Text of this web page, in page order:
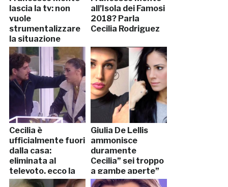
lascia la tv: non
vuole
strumentalizzare
la situazione
all’Isola dei Famosi
2018? Parla
Cecilia Rodriguez
Cecilia è
ufficialmente fuori
dalla casa:
eliminata al
televoto, ecco la
reazione di Ignazio
Giulia De Lellis
ammonisce
duramente
Cecilia” sei troppo
a gambe aperte”